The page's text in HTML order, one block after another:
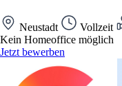
Neustadt Vollzeit
Kein Homeoffice möglich
Jetzt bewerben